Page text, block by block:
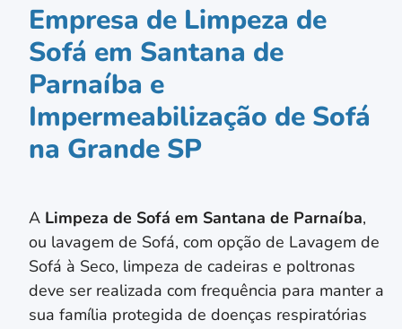
Empresa de Limpeza de
Sofá em Santana de
Parnaíba e
Impermeabilização de Sofá
na Grande SP
A Limpeza de Sofá em Santana de Parnaíba,
ou lavagem de Sofá, com opção de Lavagem de
Sofá à Seco, limpeza de cadeiras e poltronas
deve ser realizada com frequência para manter a
sua família protegida de doenças respiratórias